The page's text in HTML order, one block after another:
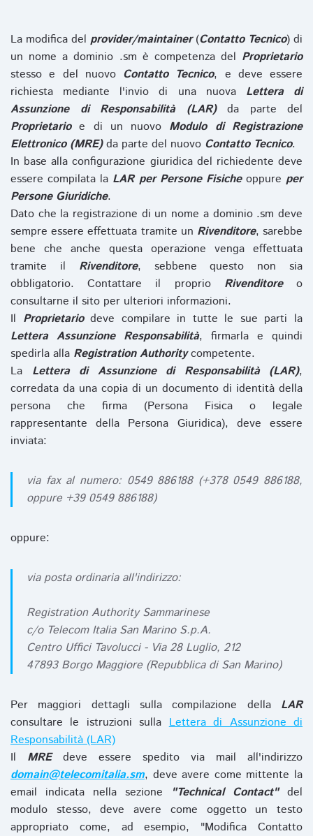
La modifica del provider/maintainer(Contatto Tecnico) di
un nome a dominio .sm è competenza del Proprietario
stesso e del nuovo Contatto Tecnico, e deve essere
richiesta mediante l'invio di una nuova Lettera di
Assunzione di Responsabilità (LAR)da parte del
Proprietarioe di un nuovo Modulo di Registrazione
Elettronico (MRE)da parte del nuovo Contatto Tecnico.
In base alla configurazione giuridica del richiedente deve
essere compilata la LAR per Persone Fisicheoppure per
Persone Giuridiche.
Dato che la registrazione di un nome a dominio .sm deve
sempre essere effettuata tramite un Rivenditore, sarebbe
bene che anche questa operazione venga effettuata
tramite il Rivenditore, sebbene questo non sia
obbligatorio. Contattare il proprio Rivenditoreo
consultarne il sito per ulteriori informazioni.
Il Proprietariodeve compilare in tutte le sue parti la
Lettera Assunzione Responsabilità, firmarla e quindi
spedirla alla Registration Authoritycompetente.
La Lettera di Assunzione di Responsabilità (LAR),
corredata da una copia di un documento di identità della
persona che firma (Persona Fisica o legale
rappresentante della Persona Giuridica), deve essere
inviata:
via fax al numero: 0549 886188 (+378 0549 886188,
oppure +39 0549 886188)
oppure:
via posta ordinaria all'indirizzo:
Registration Authority Sammarinese
c/o Telecom Italia San Marino S.p.A.
Centro Uffici Tavolucci - Via 28 Luglio, 212
47893 Borgo Maggiore (Repubblica di San Marino)
Per maggiori dettagli sulla compilazione della LAR
consultare le istruzioni sullaLettera di Assunzione di
Responsabilità (LAR)
Il MREdeve essere spedito via mail all'indirizzo
domain@telecomitalia.sm, deve avere come mittente la
email indicata nella sezione
"Technical Contact"del
modulo stesso, deve avere come oggetto un testo
appropriato come, ad esempio, "Modifica Contatto